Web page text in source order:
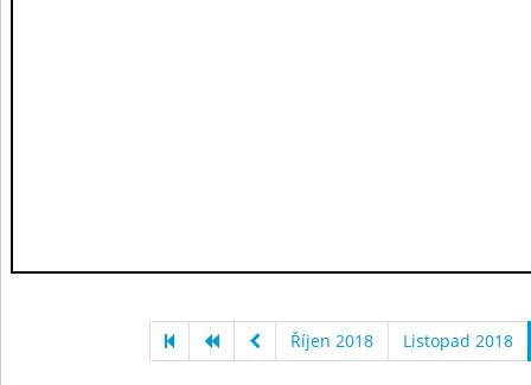
Říjen 2018 Listopad 2018